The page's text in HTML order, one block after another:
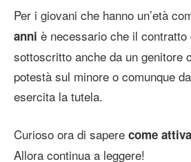
Per i giovani che hanno un’età
anni è necessario che il
sottoscritto anche da un genitore
potestà sul minore o comunque
esercita la tutela.
Curioso ora di sapere come
Allora continua a leggere!